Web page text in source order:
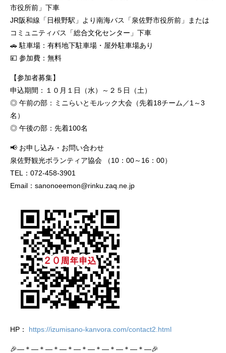
市役所前」下車
JR阪和線「日根野駅」より南海バス「泉佐野市役所前」または
コミュニティバス「総合文化センター」下車
🚗 駐車場：有料地下駐車場・屋外駐車場あり
💴 参加費：無料
【参加者募集】
申込期間：１０月１日（水）～２５日（土）
◎ 午前の部：ミニらいとモルック大会（先着18チーム／1～3
名）
◎ 午後の部：先着100名
📢 お申し込み・お問い合わせ
泉佐野観光ボランティア協会 （10：00～16：00）
TEL：072-458-3901
Email：sanonoeemon@rinku.zaq.ne.jp
HP： https://izumisano-kanvora.com/contact2.html
🎉―＊―＊―＊―＊―＊―＊―＊―＊―＊―🎉